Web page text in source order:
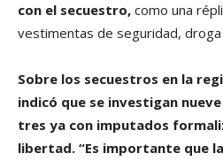
con el secuestro, como una
vestimentas de seguridad,
Sobre los secuestros en la
indicó que se investigan
tres ya con imputados
libertad. “Es importante que